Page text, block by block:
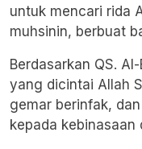
untuk mencari rida
muhsinin, berbuat
Berdasarkan QS.
yang dicintai Allah
gemar berinfak,
kepada